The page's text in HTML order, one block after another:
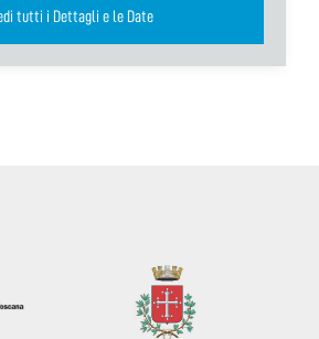
Vedi tutti i Dettagli e le Date